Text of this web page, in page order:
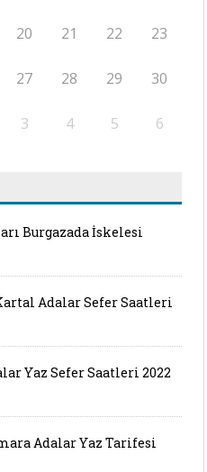
20 21 22 23
27 28 29 30
3 4 5 6
Burgazada İskelesi
Adalar Sefer Saatleri
Yaz Sefer Saatleri 2022
Adalar Yaz Tarifesi